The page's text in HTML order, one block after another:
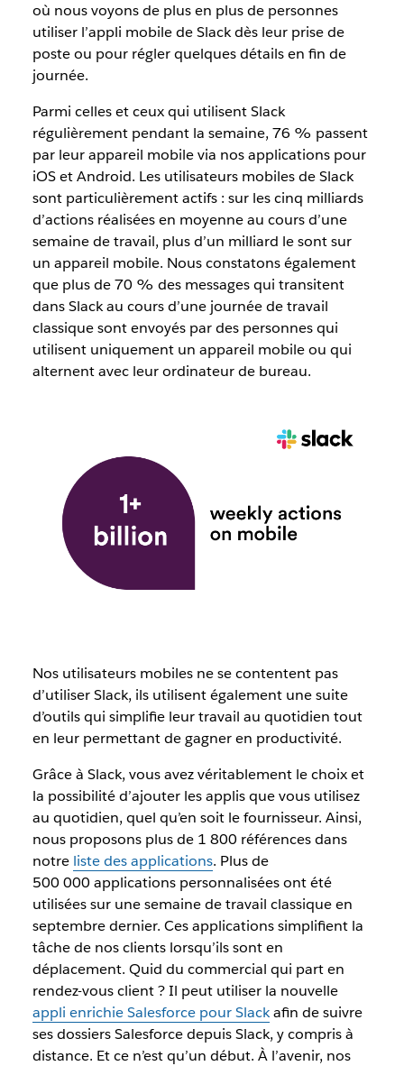
où nous voyons de plus en plus de personnes
utiliser l’appli mobile de Slack dès leur prise de
poste ou pour régler quelques détails en fin de
journée.
Parmi celles et ceux qui utilisent Slack
régulièrement pendant la semaine, 76 % passent
par leur appareil mobile via nos applications pour
iOS et Android. Les utilisateurs mobiles de Slack
sont particulièrement actifs : sur les cinq milliards
d’actions réalisées en moyenne au cours d’une
semaine de travail, plus d’un milliard le sont sur
un appareil mobile. Nous constatons également
que plus de 70 % des messages qui transitent
dans Slack au cours d’une journée de travail
classique sont envoyés par des personnes qui
utilisent uniquement un appareil mobile ou qui
alternent avec leur ordinateur de bureau.
Nos utilisateurs mobiles ne se contentent pas
d’utiliser Slack, ils utilisent également une suite
d’outils qui simplifie leur travail au quotidien tout
en leur permettant de gagner en productivité.
Grâce à Slack, vous avez véritablement le choix et
la possibilité d’ajouter les applis que vous utilisez
au quotidien, quel qu’en soit le fournisseur. Ainsi,
nous proposons plus de 1 800 références dans
notre liste des applications. Plus de
500 000 applications personnalisées ont été
utilisées sur une semaine de travail classique en
septembre dernier. Ces applications simplifient la
tâche de nos clients lorsqu’ils sont en
déplacement. Quid du commercial qui part en
rendez-vous client ? Il peut utiliser la nouvelle
appli enrichie Salesforce pour Slackafin de suivre
ses dossiers Salesforce depuis Slack, y compris à
distance. Et ce n’est qu’un début. À l’avenir, nos